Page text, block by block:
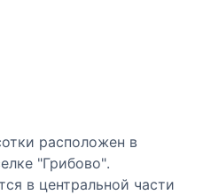
расположен в
"Грибово".
в центральной части